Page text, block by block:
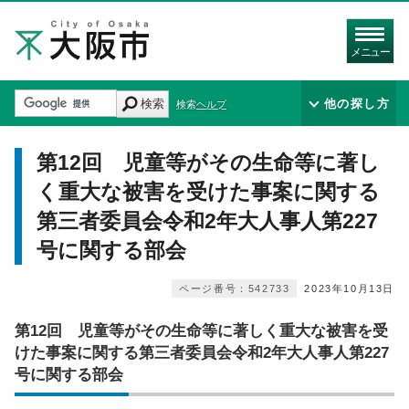
メニュー
検索 検索ヘルプ 他の探し方
第12回 児童等がその生命等に著し
く重大な被害を受けた事案に関する
第三者委員会令和2年大人事人第227
号に関する部会
2023年10月13日
ページ番号：542733
第12回 児童等がその生命等に著しく重大な被害を受
けた事案に関する第三者委員会令和2年大人事人第227
号に関する部会